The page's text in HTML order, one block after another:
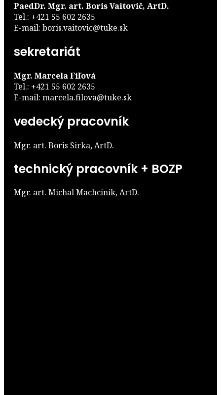
PaedDr. Mgr. art. Boris Vaitovič, ArtD.
Tel.: +421 55 602 2635
E-mail: boris.vaitovic@tuke.sk
sekretariát
Mgr. Marcela Fiľová
Tel.: +421 55 602 2635
E-mail: marcela.filova@tuke.sk
vedecký pracovník
Mgr. art. Boris Sirka, ArtD.
technický pracovník + BOZP
Mgr. art. Michal Machciník, ArtD.